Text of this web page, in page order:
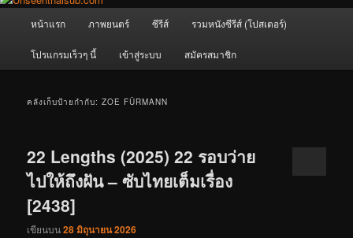
หน้าแรก ภาพยนตร์ ซีรีส์ รวมหนังซีรีส์ (โปสเตอร์)
โปรแกรมเร็วๆ นี้ เข้าสู่ระบบ สมัครสมาชิก
คลังเก็บป้ายกำกับ:ZOE FÜRMANN
22 Lengths (2025) 22 รอบว่าย
ไปให้ถึงฝัน – ซับไทยเต็มเรื่อง
[2438]
เขียนบน28 มิถุนายน 2026